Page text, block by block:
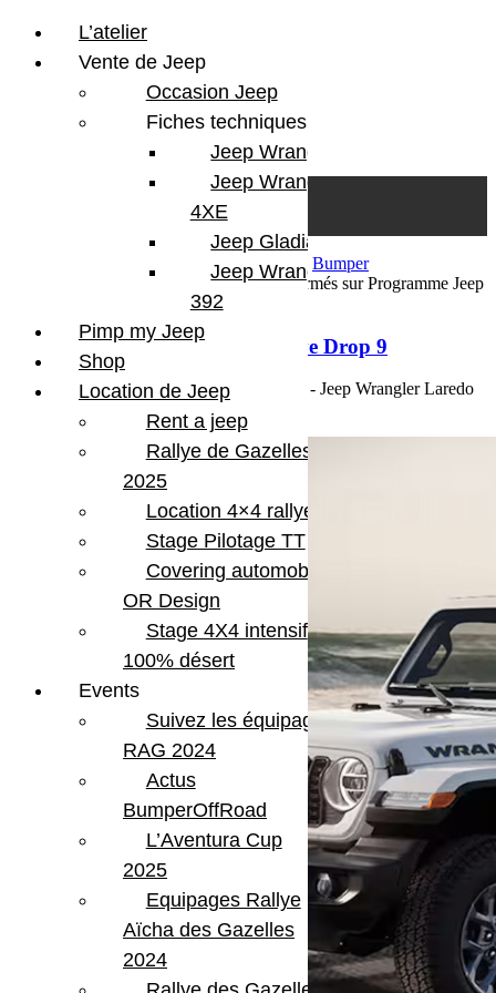
Par Martial BumperOffroad Bumper
Commentaires fermés sur Programme Jeep
Programme Jeep Twelve 4 Twelve Drop 9
Programme Jeep Twelve 4 Twelve Drop 9 - Jeep Wrangler Laredo
L’atelier
Vente de Jeep
Occasion Jeep
Fiches techniques
Jeep Wrangler JL
Jeep Wrangler
4XE
Jeep Gladiator
Jeep Wrangler V8
392
Pimp my Jeep
Shop
Location de Jeep
Rent a jeep
Rallye de Gazelles
2025
Location 4×4 rallye
Stage Pilotage TT
Covering automobile –
OR Design
Stage 4X4 intensif
100% désert
Events
Suivez les équipages
RAG 2024
Actus
BumperOffRoad
L’Aventura Cup
2025
Equipages Rallye
Aïcha des Gazelles
2024